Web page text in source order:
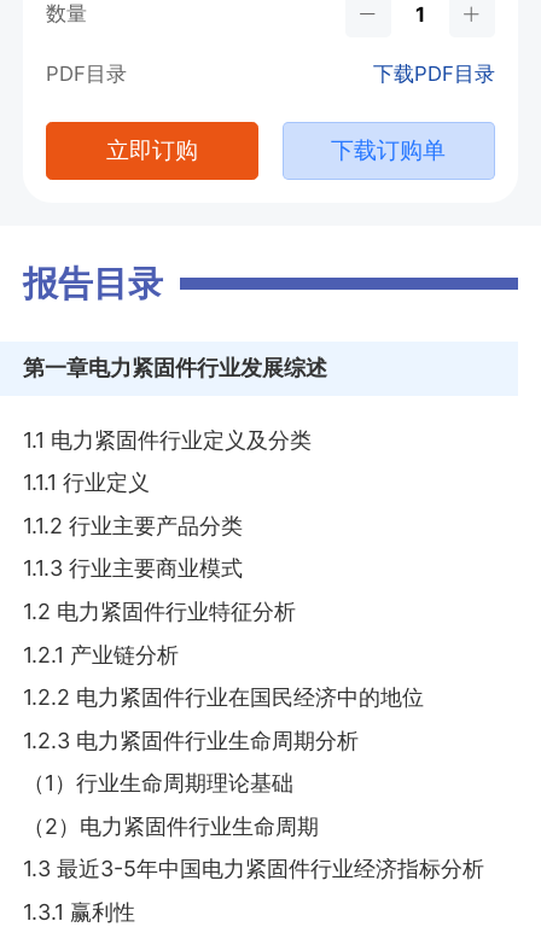
数量
PDF目录 下载PDF目录
立即订购 下载订购单
报告目录
第一章电力紧固件行业发展综述
1.1 电力紧固件行业定义及分类
1.1.1 行业定义
1.1.2 行业主要产品分类
1.1.3 行业主要商业模式
1.2 电力紧固件行业特征分析
1.2.1 产业链分析
1.2.2 电力紧固件行业在国民经济中的地位
1.2.3 电力紧固件行业生命周期分析
（1）行业生命周期理论基础
（2）电力紧固件行业生命周期
1.3 最近3-5年中国电力紧固件行业经济指标分析
1.3.1 赢利性